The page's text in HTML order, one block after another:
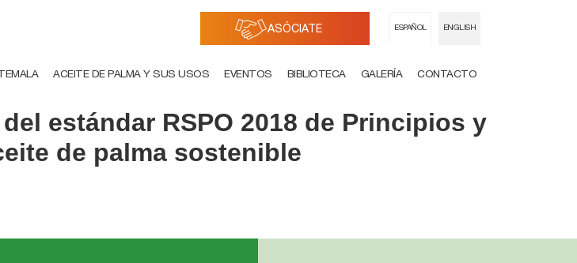
ESPAÑOL ENGLISH
ASÓCIATE
ACEITE DE PALMA Y SUS USOS EVENTOS BIBLIOTECA GALERÍA CONTACTO
estándar RSPO 2018 de Principios y
de palma sostenible